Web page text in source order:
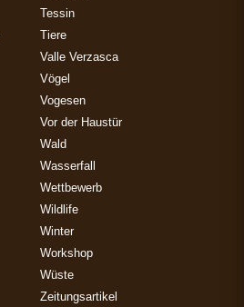
Tessin
Tiere
Valle Verzasca
Vögel
Vogesen
Vor der Haustür
Wald
Wasserfall
Wettbewerb
Wildlife
Winter
Workshop
Wüste
Zeitungsartikel